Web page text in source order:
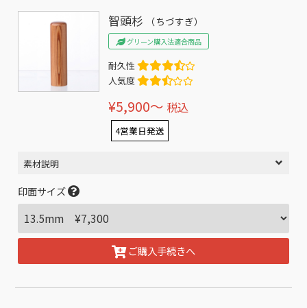
智頭杉 （ちづすぎ）
グリーン購入法適合商品
耐久性
人気度
¥5,900〜 税込
4営業日発送
素材説明
印面サイズ
ご購入手続きへ